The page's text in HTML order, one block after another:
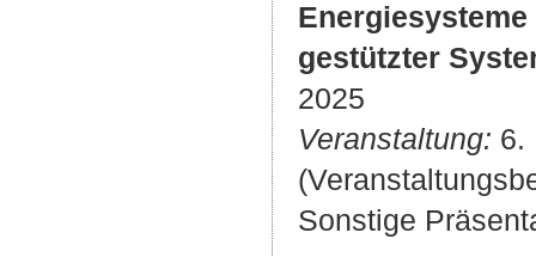
gestützter
2025
Veranstaltung: 6.
Sonstige